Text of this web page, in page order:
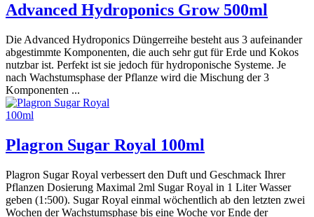
Advanced Hydroponics Grow 500ml
Die Advanced Hydroponics Düngerreihe besteht aus 3 aufeinander
abgestimmte Komponenten, die auch sehr gut für Erde und Kokos
nutzbar ist. Perfekt ist sie jedoch für hydroponische Systeme. Je
nach Wachstumsphase der Pflanze wird die Mischung der 3
Komponenten ...
Plagron Sugar Royal 100ml
Plagron Sugar Royal verbessert den Duft und Geschmack Ihrer
Pflanzen Dosierung Maximal 2ml Sugar Royal in 1 Liter Wasser
geben (1:500). Sugar Royal einmal wöchentlich ab den letzten zwei
Wochen der Wachstumsphase bis eine Woche vor Ende der